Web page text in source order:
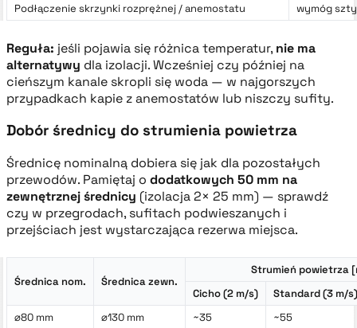
Podłączenie skrzynki rozprężnej / anemostatu
wymóg
Reguła: jeśli pojawia się różnica temperatur, nie ma
alternatywy dla izolacji. Wcześniej czy później na
cieńszym kanale skropli się woda — w najgorszych
przypadkach kapie z anemostatów lub niszczy sufity.
Dobór średnicy do strumienia powietrza
Średnicę nominalną dobiera się jak dla pozostałych
przewodów. Pamiętaj o dodatkowych 50 mm na
zewnętrznej średnicy (izolacja 2× 25 mm) — sprawdź
czy w przegrodach, sufitach podwieszanych i
przejściach jest wystarczająca rezerwa miejsca.
Średnica nom. Średnica zewn.
Strumień powietrza
Cicho (2 m/s)
Standard (3 m/s)
⌀80 mm
⌀130 mm ~35
~55